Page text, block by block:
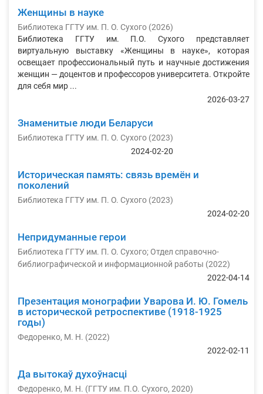
Женщины в науке
Библиотека ГГТУ им. П. О. Сухого (2026)
Библиотека ГГТУ им. П.О. Сухого представляет
виртуальную выставку «Женщины в науке», которая
освещает профессиональный путь и научные достижения
женщин — доцентов и профессоров университета. Откройте
для себя мир ...
2026-03-27
Знаменитые люди Беларуси
Библиотека ГГТУ им. П. О. Сухого (2023)
2024-02-20
Историческая память: связь времён и
поколений
Библиотека ГГТУ им. П. О. Сухого (2023)
2024-02-20
Непридуманные герои
Библиотека ГГТУ им. П. О. Сухого; Отдел справочно-
библиографической и информационной работы (2022)
2022-04-14
Презентация монографии Уварова И. Ю. Гомель
в исторической ретроспективе (1918-1925
годы)
Федоренко, М. Н. (2022)
2022-02-11
Да вытокаў духоўнасці
Федоренко, М. Н. (ГГТУ им. П.О. Сухого, 2020)